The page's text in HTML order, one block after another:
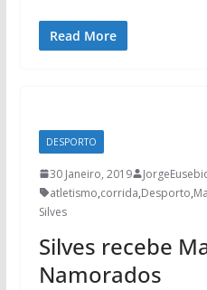
Read More
DESPORTO
30 Janeiro, 2019
atletismo,corrida,Desporto,
Silves
Silves recebe
Namorados